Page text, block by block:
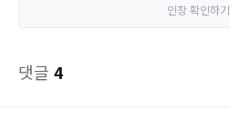
인장 확인하기
댓글 4